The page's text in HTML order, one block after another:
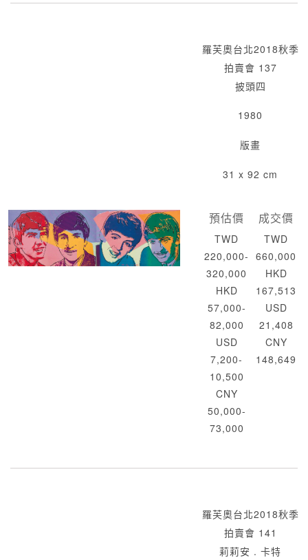
羅芙奧台北2018秋季
拍賣會 137
披頭四
1980
版畫
31 x 92 cm
預估價
TWD
220,000-
320,000
HKD
57,000-
82,000
USD
7,200-
10,500
CNY
50,000-
73,000
成交價
TWD
660,000
HKD
167,513
USD
21,408
CNY
148,649
羅芙奧台北2018秋季
拍賣會 141
莉莉安 . 卡特